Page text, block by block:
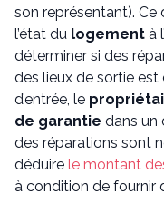
son représentant).
l’état du logement à
déterminer si des
des lieux de sortie est
d’entrée, le
de garantie dans un
des réparations sont
déduire le montant
à condition de fournir